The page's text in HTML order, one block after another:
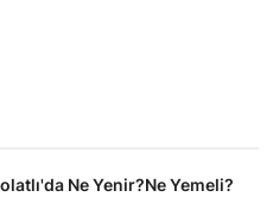
Ne Yenir?Ne Yemeli?